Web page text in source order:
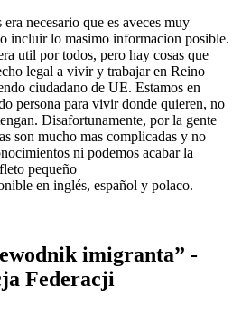
necesario que es aveces muy
incluir lo masimo informacion posible.
util por todos, pero hay cosas que
legal a vivir y trabajar en Reino
ciudadano de UE. Estamos en
persona para vivir donde quieren, no
Disafortunamente, por la gente
son mucho mas complicadas y no
ni podemos acabar la
pequeño
en inglés, español y polaco.
imigranta” -
Federacji